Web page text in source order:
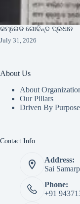
କମ୍ରେଡ ଗୋବିନ୍ଦ ପ୍ରଧାନ
July 31, 2026
About Us
About
Our Pillars
Driven By Purpose​
Contact Info
Address:
Sai
Phone:
+91